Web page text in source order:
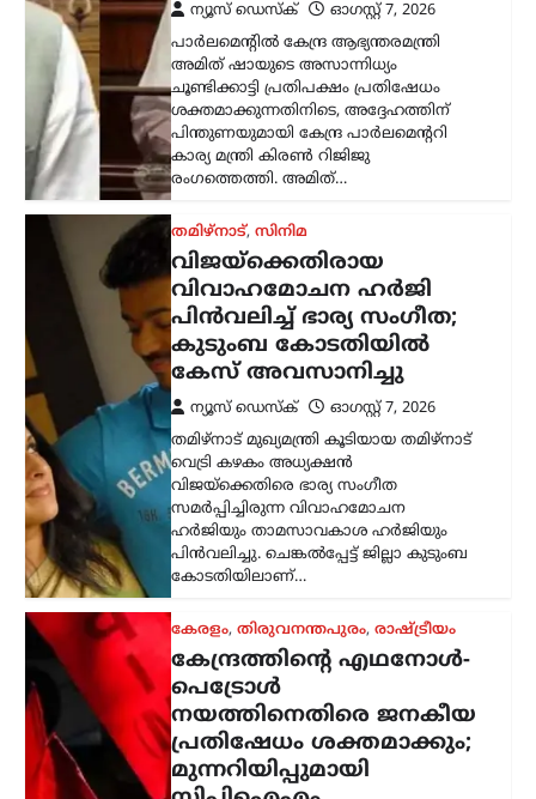
വെട്രി കഴകം അധ്യക്ഷൻ
വിജയ്‌ക്കെതിരെ ഭാര്യ സംഗീത
സമർപ്പിച്ചിരുന്ന വിവാഹമോചന
ഹർജിയും താമസാവകാശ ഹർജിയും
പിൻവലിച്ചു. ചെങ്കൽപ്പേട്ട് ജില്ലാ കുടുംബ
കോടതിയിലാണ്…
കേരളം,തിരുവനന്തപുരം
കേന്ദ്രത്തിന്റെ എഥനോൾ-
പെട്രോൾ
നയത്തിനെതിരെ ജനകീയ
പ്രതിഷേധം ശക്തമാക്കും;
മുന്നറിയിപ്പുമായി
സിപിഐഎം
ന്യൂസ് ഡെസ്ക്
ഓഗസ്റ്റ്‌ 7, 2026
കേന്ദ്ര സർക്കാറിന്റെ എഥനോൾ-
പെട്രോൾ നയത്തിനെതിരെ രൂക്ഷ
വിമർശനവുമായി സിപിഐഎം പോളിറ്റ്
ബ്യൂറോ. ഭക്ഷ്യവിളകൾ ഇന്ധന
ഉൽപ്പാദനത്തിനായി വ്യാപകമായി
ഉപയോഗിക്കുന്നത് രാജ്യത്തിന്റെ
ഭക്ഷ്യസുരക്ഷയെ ബാധിക്കുമെന്നാണ്
പാർട്ടി മുന്നറിയിപ്പ് നൽകിയത്.…
കേരളം, തിരുവനന്തപുരം, വാർത്തകൾ
അടിയന്തര
സാഹചര്യത്തിൽ
വെടിവെക്കാൻ നിർദേശം;
അർജുൻ
ആയങ്കിക്കായുള്ള